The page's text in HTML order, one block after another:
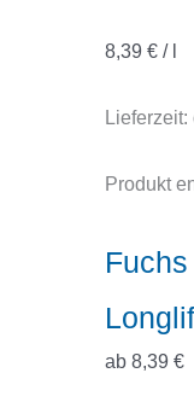
8,39 €/
Lieferzeit:
Produkt
ab 8,39 €